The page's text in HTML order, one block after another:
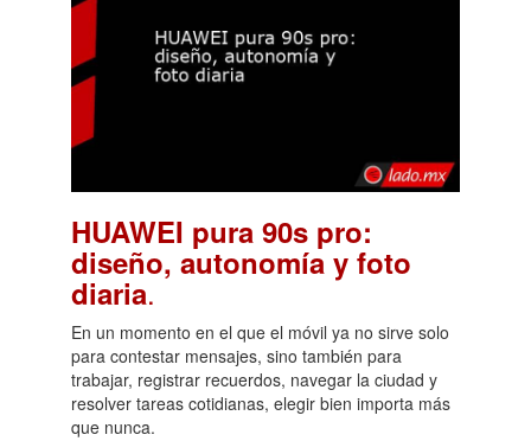
HUAWEI pura 90s pro:
diseño, autonomía y foto
diaria.
En un momento en el que el móvil ya no sirve solo
para contestar mensajes, sino también para
trabajar, registrar recuerdos, navegar la ciudad y
resolver tareas cotidianas, elegir bien importa más
que nunca.